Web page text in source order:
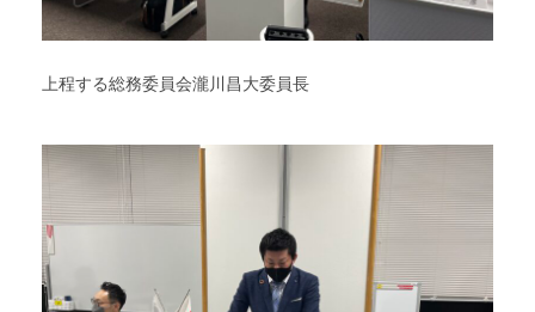
上程する総務委員会瀧川昌大委員長